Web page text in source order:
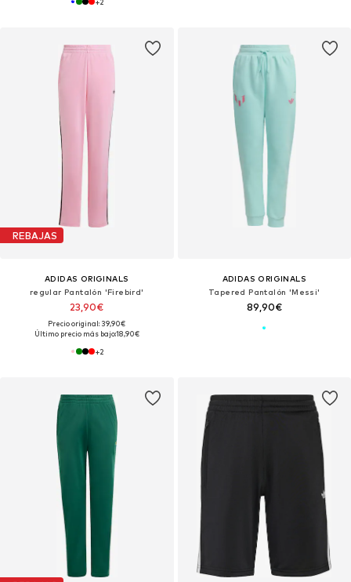
REBAJAS
ADIDAS ORIGINALS
regular Pantalón 'Firebird'
23,90€
Precio original: 39,90€
Último precio más bajo:18,90€
+2
ADIDAS ORIGINALS
Tapered Pantalón 'Messi'
89,90€